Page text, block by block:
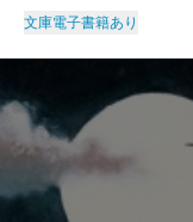
文庫電子書籍あり